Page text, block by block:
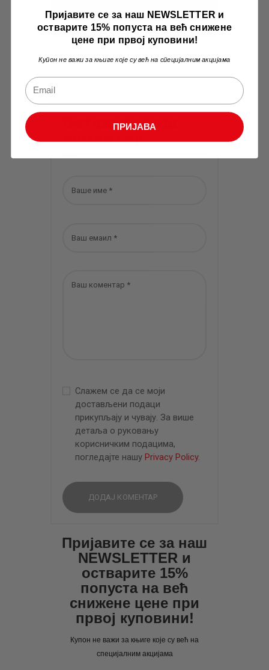
Оставите ваш
коментар
Слажем се да се моји
достављени подаци
прикупљају и чувају. За више
детаља о руковању
корисничким подацима,
погледајте нашу Privacy Policy.
Пријавите се за наш
NEWSLETTER и
остварите 15%
попуста на већ
снижене цене при
првој куповини!
Купон не важи за књиге које су већ на
специјалним акцијама
Пријавите се за наш NEWSLETTER и
остварите 15% попуста на већ снижене
цене при првој куповини!
Купон не важи за књиге које су већ на специјалним акцијама
ПРИЈАВА